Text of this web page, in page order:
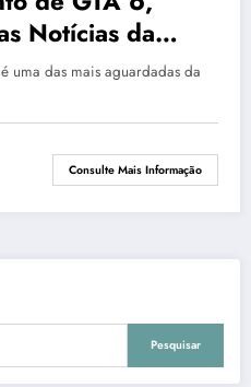
Notícias da
uma das mais aguardadas da
Consulte Mais Informação
Pesquisar